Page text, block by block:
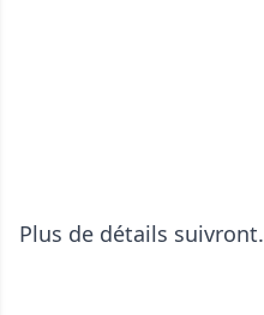
Plus de détails suivront.